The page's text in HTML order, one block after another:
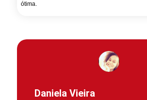
ótima.
Daniela Vieira